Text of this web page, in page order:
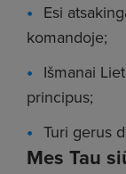
Esi
komandoje;
Išmanai
principus;
Turi gerus
Mes Tau